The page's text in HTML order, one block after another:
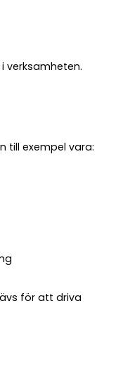
verksamheten.
till exempel vara:
för att driva